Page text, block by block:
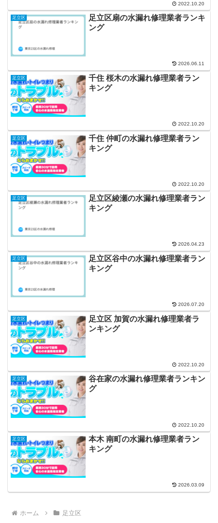
2022.10.20
足立区
足立区扇の水漏れ修理業者ランキ
ング
2026.06.11
足立区
千住 桜木の水漏れ修理業者ラン
キング
2022.10.20
足立区
千住 仲町の水漏れ修理業者ラン
キング
2022.10.20
足立区
足立区綾瀬の水漏れ修理業者ラン
キング
2026.04.23
足立区
足立区谷中の水漏れ修理業者ラン
キング
2026.07.20
足立区
足立区 加賀の水漏れ修理業者ラ
ンキング
2022.10.20
足立区
谷在家の水漏れ修理業者ランキン
グ
2022.10.20
足立区
本木 南町の水漏れ修理業者ラン
キング
2026.03.09
ホーム 足立区